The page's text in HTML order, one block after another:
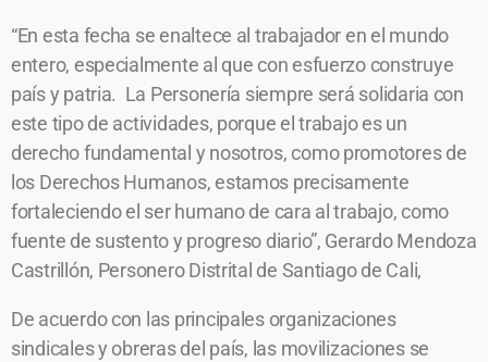
“En esta fecha se enaltece al trabajador en el mundo
entero, especialmente al que con esfuerzo construye
país y patria. La Personería siempre será solidaria con
este tipo de actividades, porque el trabajo es un
derecho fundamental y nosotros, como promotores de
los Derechos Humanos, estamos precisamente
fortaleciendo el ser humano de cara al trabajo, como
fuente de sustento y progreso diario”, Gerardo Mendoza
Castrillón, Personero Distrital de Santiago de Cali,
De acuerdo con las principales organizaciones
sindicales y obreras del país, las movilizaciones se